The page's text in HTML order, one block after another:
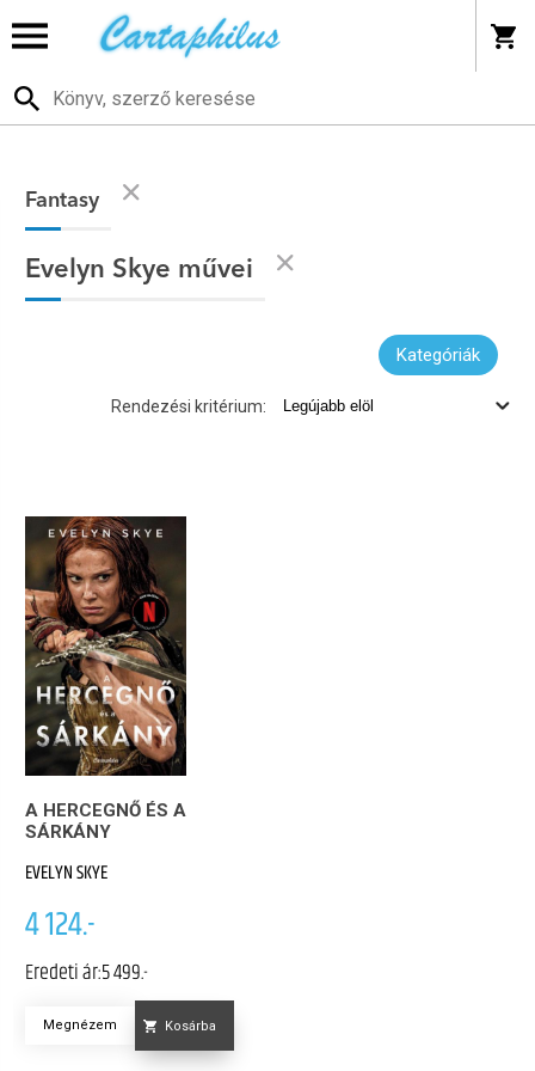
Fantasy
Evelyn Skye művei
Kategóriák
Rendezési kritérium:
A HERCEGNŐ ÉS A
SÁRKÁNY
EVELYN SKYE
4 124.-
Eredeti ár:5 499.-
Megnézem Kosárba